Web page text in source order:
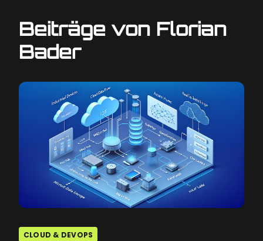
Beiträge von Florian
Bader
CLOUD & DEVOPS